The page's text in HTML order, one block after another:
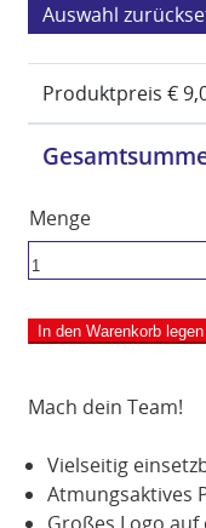
Produktpreis €
Markierungshemd
ORANGE
Menge
In den Warenkorb legen
Mach dein Team!
Vielseitig
Atmungsaktives